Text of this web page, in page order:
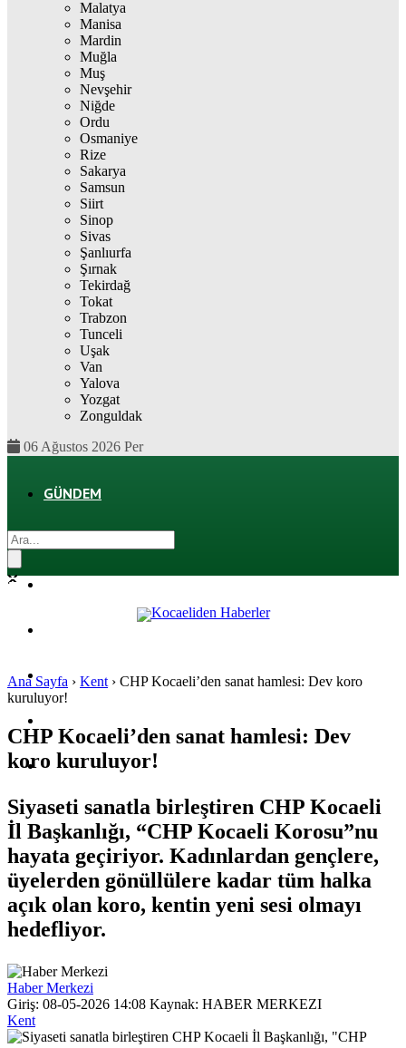
Malatya
Manisa
Mardin
Muğla
Muş
Nevşehir
Niğde
Ordu
Osmaniye
Rize
Sakarya
Samsun
Siirt
Sinop
Sivas
Şanlıurfa
Şırnak
Tekirdağ
Tokat
Trabzon
Tunceli
Uşak
Van
Yalova
Yozgat
Zonguldak
06 Ağustos 2026 Per
GÜNDEM
SPOR
SAĞLIK
Ana Sayfa › Kent › CHP Kocaeli’den sanat hamlesi: Dev koro
kuruluyor!
CHP Kocaeli’den sanat hamlesi: Dev
koro kuruluyor!
Siyaseti sanatla birleştiren CHP Kocaeli
İl Başkanlığı, “CHP Kocaeli Korosu”nu
hayata geçiriyor. Kadınlardan gençlere,
üyelerden gönüllülere kadar tüm halka
açık olan koro, kentin yeni sesi olmayı
hedefliyor.
Haber Merkezi
Giriş: 08-05-2026 14:08 Kaynak: HABER MERKEZI
Kent